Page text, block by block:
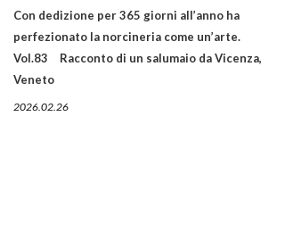
Con dedizione per 365 giorni all’anno ha
perfezionato la norcineria come un’arte.
Vol.83 Racconto di un salumaio da Vicenza,
Veneto
2026.02.26